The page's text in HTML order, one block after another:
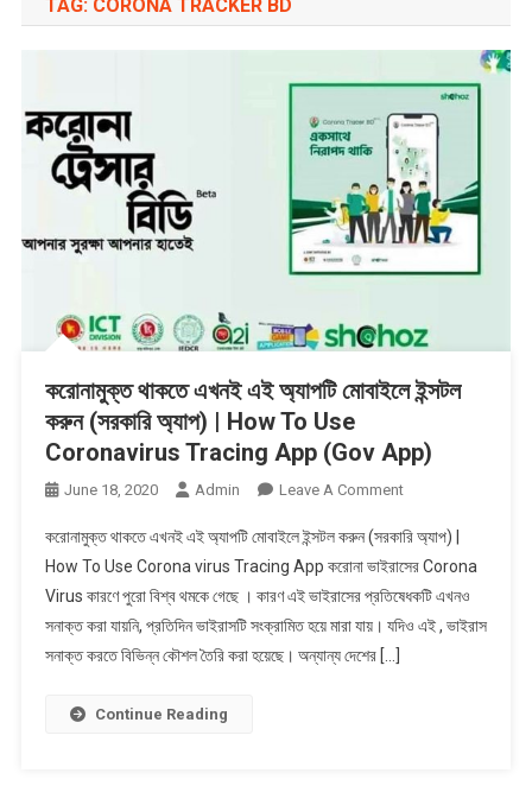
TAG: CORONA TRACKER BD
করোনামুক্ত থাকতে এখনই এই অ্যাপটি মোবাইলে ইন্সটল
করুন (সরকারি অ্যাপ) | How To Use
Coronavirus Tracing App (Gov App)
June 18, 2020 Admin Leave A CommentOn
থাকতে
এখনই
এই
অ্যাপটি
করোনামুক্ত থাকতে এখনই এই অ্যাপটি মোবাইলে ইন্সটল করুন (সরকারি অ্যাপ) |
How To Use Corona virus Tracing App করোনা ভাইরাসের Corona
Virus কারণে পুরো বিশ্ব থমকে গেছে । কারণ এই ভাইরাসের প্রতিষেধকটি এখনও
সনাক্ত করা যায়নি, প্রতিদিন ভাইরাসটি সংক্রামিত হয়ে মারা যায়। যদিও এই , ভাইরাস
সনাক্ত করতে বিভিন্ন কৌশল তৈরি করা হয়েছে। অন্যান্য দেশের […]
Continue Reading